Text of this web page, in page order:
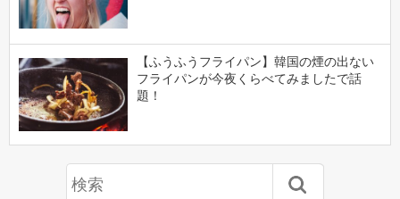
【ふうふうフライパン】韓国の煙の出ない
フライパンが今夜くらべてみましたで話
題！